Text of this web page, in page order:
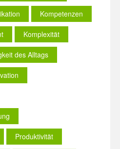
Kompetenzen
Komplexität
des Alltags
Produktivität